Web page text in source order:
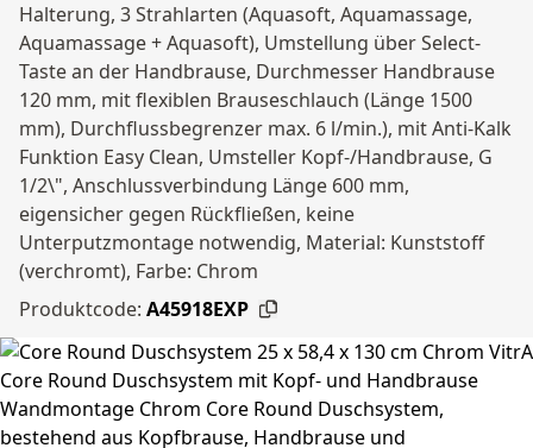
Halterung, 3 Strahlarten (Aquasoft, Aquamassage,
Aquamassage + Aquasoft), Umstellung über Select-
Taste an der Handbrause, Durchmesser Handbrause
120 mm, mit flexiblen Brauseschlauch (Länge 1500
mm), Durchflussbegrenzer max. 6 l/min.), mit Anti-Kalk
Funktion Easy Clean, Umsteller Kopf-/Handbrause, G
1/2\", Anschlussverbindung Länge 600 mm,
eigensicher gegen Rückfließen, keine
Unterputzmontage notwendig, Material: Kunststoff
(verchromt), Farbe: Chrom
Produktcode: A45918EXP